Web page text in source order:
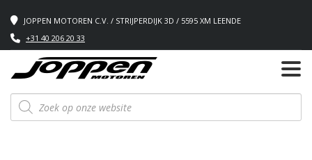
JOPPEN MOTOREN C.V. / STRIJPERDIJK 3D / 5595 XM LEENDE
+31 40 206 20 33
Producten
zoeken